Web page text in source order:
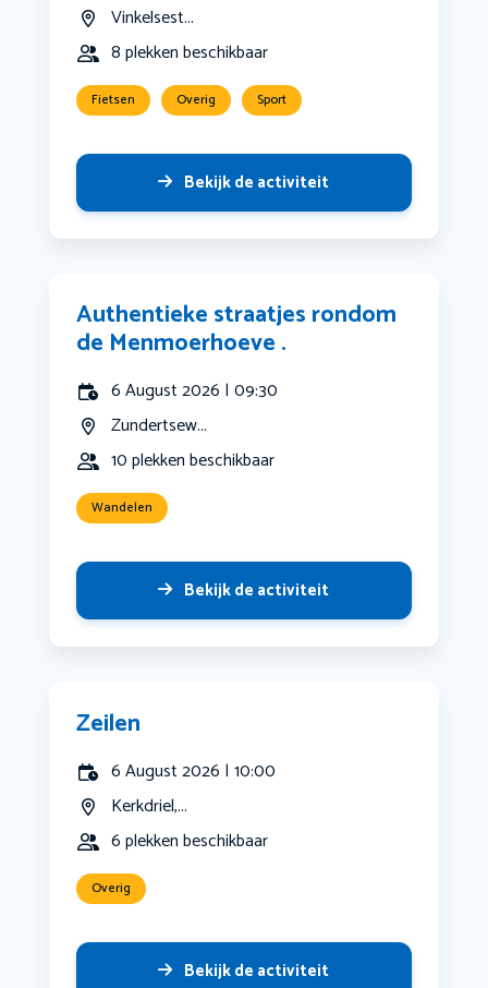
Vinkelsest...
8 plekken beschikbaar
Fietsen Overig Sport
Bekijk de activiteit
Authentieke straatjes rondom
de Menmoerhoeve .
6 August 2026 | 09:30
Zundertsew...
10 plekken beschikbaar
Wandelen
Bekijk de activiteit
Zeilen
6 August 2026 | 10:00
Kerkdriel,...
6 plekken beschikbaar
Overig
Bekijk de activiteit